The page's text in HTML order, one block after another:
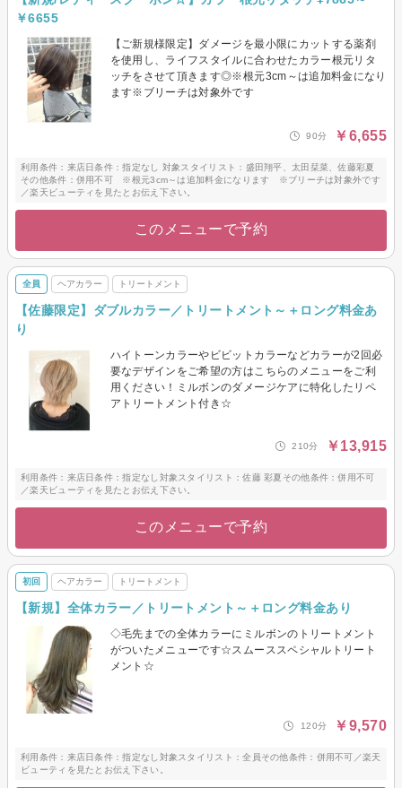
￥6655
【ご新規様限定】ダメージを最小限にカットする薬剤
を使用し、ライフスタイルに合わせたカラー根元リタ
ッチをさせて頂きます◎※根元3cm～は追加料金になり
ます※ブリーチは対象外です
90分 ￥6,655
利用条件：来店日条件：指定なし 対象スタイリスト：盛田翔平、太田栞菜、佐藤彩夏
その他条件：併用不可 ※根元3cm～は追加料金になります ※ブリーチは対象外です
／楽天ビューティを見たとお伝え下さい。
このメニューで予約
全員 ヘアカラー トリートメント
【佐藤限定】ダブルカラー／トリートメント～＋ロング料金あ
り
ハイトーンカラーやビビットカラーなどカラーが2回必
要なデザインをご希望の方はこちらのメニューをご利
用ください！ミルボンのダメージケアに特化したリペ
アトリートメント付き☆
210分 ￥13,915
利用条件：来店日条件：指定なし対象スタイリスト：佐藤 彩夏その他条件：併用不可
／楽天ビューティを見たとお伝え下さい。
このメニューで予約
初回 ヘアカラー トリートメント
【新規】全体カラー／トリートメント～＋ロング料金あり
◇毛先までの全体カラーにミルボンのトリートメント
がついたメニューです☆スムーススペシャルトリート
メント☆
120分 ￥9,570
利用条件：来店日条件：指定なし対象スタイリスト：全員その他条件：併用不可／楽天
ビューティを見たとお伝え下さい。